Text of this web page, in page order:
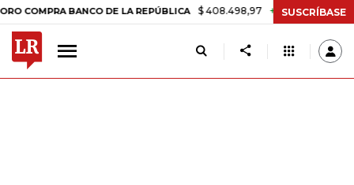
BANCO DE LA REPÚBLICA $ 408.498,97 +$ 8.753,81 +2,19%
SUSCRÍBASE